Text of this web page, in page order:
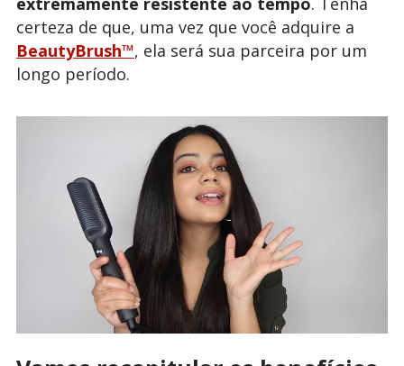
certeza de que, uma vez que você adquire a
BeautyBrush™, ela será sua parceira por um
longo período.